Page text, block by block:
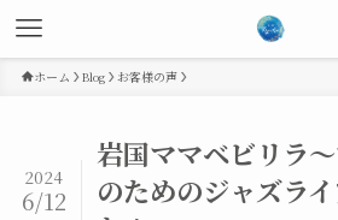
ホーム Blog お客様の声
岩国ママベビリラ
のためのジャズラ
2024
6/12